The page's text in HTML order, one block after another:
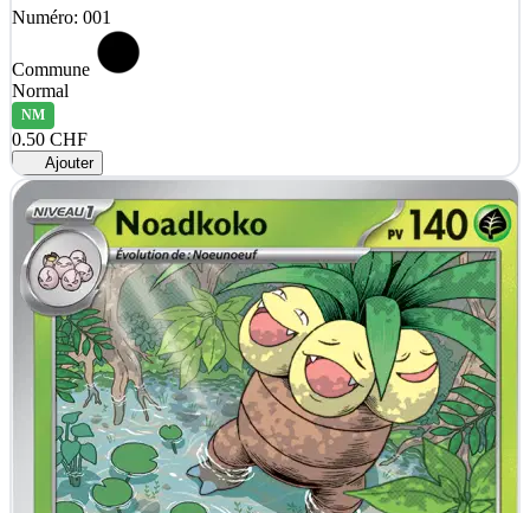
Numéro: 001
Commune
Normal
NM
0.50 CHF
Ajouter